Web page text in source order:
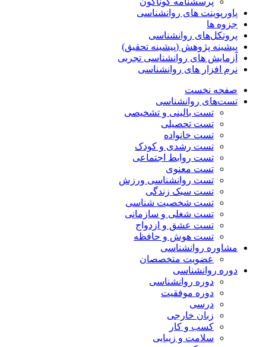
پاورپوینت های روانشناسی
جزوه ها
پروتکل‌های روانشناسی
پیشینه پژوهش (پیشینه تحقیق)
آزمایش های روانشناسی تجربی
نرم افزار های روانشناسی
صفحه نخست
تست‌های روانشناسی
تست بالینی و تشخیصی
تست تحصیلی
تست خانواده
تست رشدی و کودک
تست روابط اجتماعی
تست معنوی
تست روانشناسی ورزش
تست سبک زندگی
تست شخصیت شناسی
تست شغلی و سازمانی
تست عشق و ازدواج
تست هوش و حافظه
مشاوره روانشناسی
عضویت متخصصان
دوره روانشناسی
دوره روانشناسی
دوره موفقیت
درسی
زبان خارجی
کسب و کار
سلامت و زیبایی